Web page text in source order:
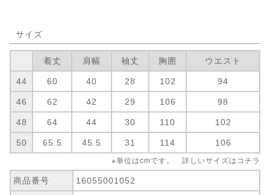
サイズ
着丈 肩幅 袖丈 胸囲 ウエスト
44 60 40 28 102 94
46 62 42 29 106 98
48 64 44 30 110 102
50 65.5 45.5 31 114 106
※単位はcmです。 詳しいサイズは コチラ
商品番号 16055001052